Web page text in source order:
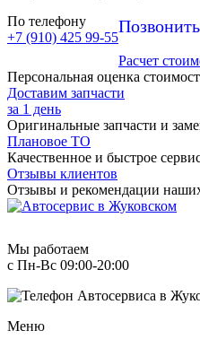
По телефону
+7 (910) 425 99-55
Позвонить
Расчет
Персональная оценка
Доставим запчасти
за 1 день
Оригинальные запчасти и
Плановое ТО
Качественное и быстрое
Отзывы клиентов
Отзывы и рекомендации
Мы работаем
с Пн-Вc 09:00-20:00
Меню